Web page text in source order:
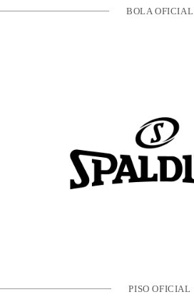
BOLA OFICIAL
PISO OFICIAL